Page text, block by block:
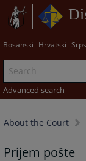
Bosanski Hrvatski
Advanced search
About the Court
Prijem pošte